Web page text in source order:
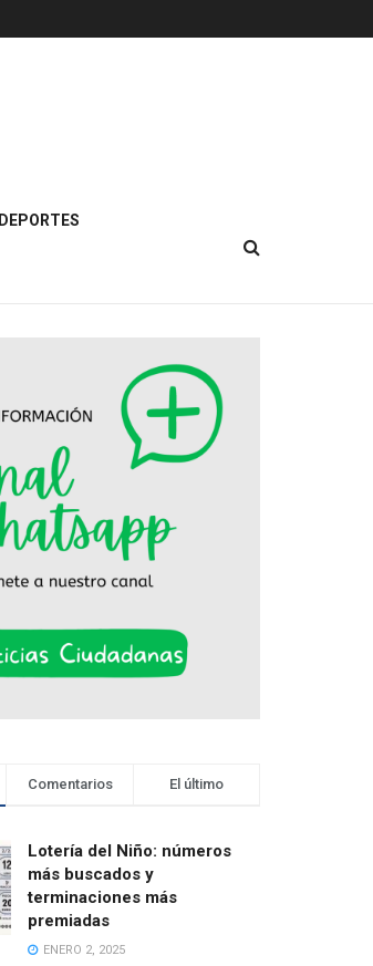
DEPORTES
Comentarios El último
Lotería del Niño: números
más buscados y
terminaciones más
premiadas
ENERO 2, 2025